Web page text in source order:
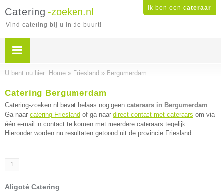
Ik ben een cateraar
Catering -zoeken.nl
Vind catering bij u in de buurt!
U bent nu hier: Home » Friesland » Bergumerdam
Catering Bergumerdam
Catering-zoeken.nl bevat helaas nog geen cateraars in Bergumerdam.
Ga naar catering Friesland of ga naar direct contact met cateraars om via
één e-mail in contact te komen met meerdere cateraars tegelijk.
Hieronder worden nu resultaten getoond uit de provincie Friesland.
1
Aligoté Catering